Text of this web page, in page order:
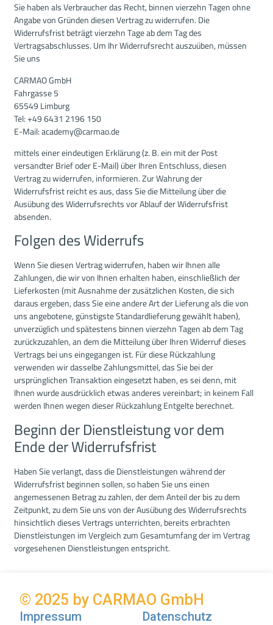
Sie haben als Verbraucher das Recht, binnen vierzehn Tagen ohne
Angabe von Gründen diesen Vertrag zu widerrufen. Die
Widerrufsfrist beträgt vierzehn Tage ab dem Tag des
Vertragsabschlusses. Um Ihr Widerrufsrecht auszuüben, müssen
Sie uns
CARMAO GmbH
Fahrgasse 5
65549 Limburg
Tel: +49 6431 2196 150
E-Mail: academy@carmao.de
mittels einer eindeutigen Erklärung (z. B. ein mit der Post
versandter Brief oder E-Mail) über Ihren Entschluss, diesen
Vertrag zu widerrufen, informieren. Zur Wahrung der
Widerrufsfrist reicht es aus, dass Sie die Mitteilung über die
Ausübung des Widerrufsrechts vor Ablauf der Widerrufsfrist
absenden.
Folgen des Widerrufs
Wenn Sie diesen Vertrag widerrufen, haben wir Ihnen alle
Zahlungen, die wir von Ihnen erhalten haben, einschließlich der
Lieferkosten (mit Ausnahme der zusätzlichen Kosten, die sich
daraus ergeben, dass Sie eine andere Art der Lieferung als die von
uns angebotene, günstigste Standardlieferung gewählt haben),
unverzüglich und spätestens binnen vierzehn Tagen ab dem Tag
zurückzuzahlen, an dem die Mitteilung über Ihren Widerruf dieses
Vertrags bei uns eingegangen ist. Für diese Rückzahlung
verwenden wir dasselbe Zahlungsmittel, das Sie bei der
ursprünglichen Transaktion eingesetzt haben, es sei denn, mit
Ihnen wurde ausdrücklich etwas anderes vereinbart; in keinem Fall
werden Ihnen wegen dieser Rückzahlung Entgelte berechnet.
Beginn der Dienstleistung vor dem
Ende der Widerrufsfrist
Haben Sie verlangt, dass die Dienstleistungen während der
Widerrufsfrist beginnen sollen, so haben Sie uns einen
angemessenen Betrag zu zahlen, der dem Anteil der bis zu dem
Zeitpunkt, zu dem Sie uns von der Ausübung des Widerrufsrechts
hinsichtlich dieses Vertrags unterrichten, bereits erbrachten
Dienstleistungen im Vergleich zum Gesamtumfang der im Vertrag
vorgesehenen Dienstleistungen entspricht.
© 2025 by CARMAO GmbH
Impressum Datenschutz